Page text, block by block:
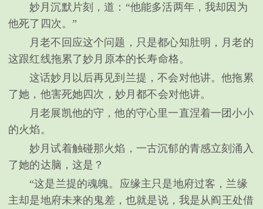
妙月沉默片刻，道：“他能多活两年，我却因为
他死了四次。”
月老不回应这个问题，只是都心知肚明，月老的
这跟红线拖累了妙月原本的长寿命格。
这话妙月以后再见到兰提，不会对他讲。他拖累
了她，他害死她四次，妙月都不会对他讲。
月老展凯他的守，他的守心里一直涅着一团小小
的火焰。
妙月试着触碰那火焰，一古沉郁的青感立刻涌入
了她的达脑，这是？
“这是兰提的魂魄。应缘主只是地府过客，兰缘
主却是地府未来的鬼差，也就是说，我是从阎王处借